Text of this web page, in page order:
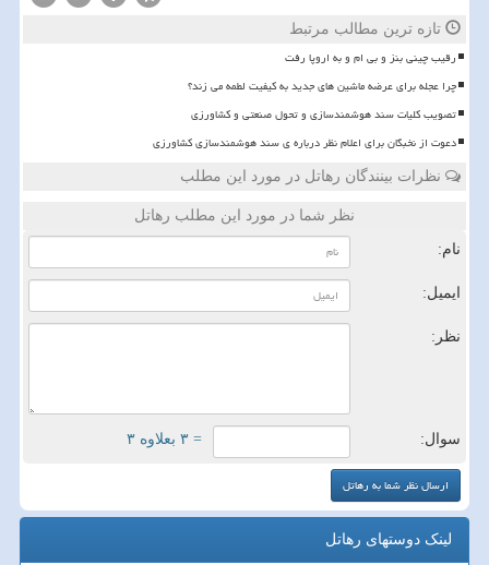
تازه ترین مطالب مرتبط
رقیب چینی بنز و بی ام و به اروپا رفت
چرا عجله برای عرضه ماشین های جدید به کیفیت لطمه می زند؟
تصویب کلیات سند هوشمندسازی و تحول صنعتی و کشاورزی
دعوت از نخبگان برای اعلام نظر درباره ی سند هوشمندسازی کشاورزی
نظرات بینندگان رهاتل در مورد این مطلب
نظر شما در مورد این مطلب رهاتل
نام:
ایمیل:
نظر:
سوال: = ۳ بعلاوه ۳
لینک دوستهای رهاتل